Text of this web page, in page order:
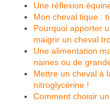
Une réflexion
Mon cheval tique :
Pourquoi apporter
maigrir un cheval
Une alimentation
naines ou de
Mettre un cheval à
nitroglycérine !
Comment choisir